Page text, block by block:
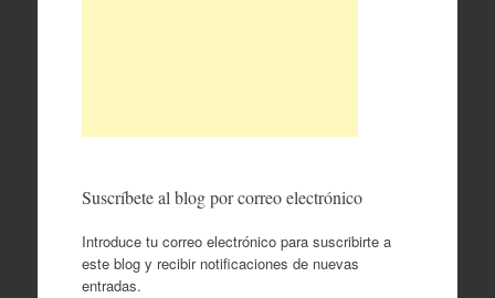
Suscríbete al blog por correo electrónico
Introduce tu correo electrónico para suscribirte a
este blog y recibir notificaciones de nuevas
entradas.